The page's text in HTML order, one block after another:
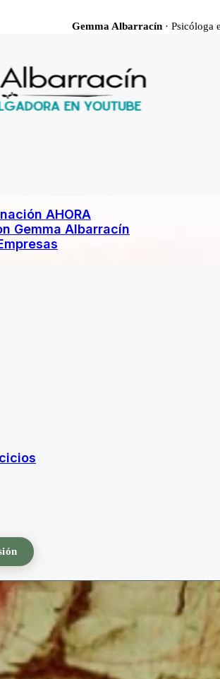
Gemma Albarracín· Psicóloga
AHORA
Gemma Albarracín